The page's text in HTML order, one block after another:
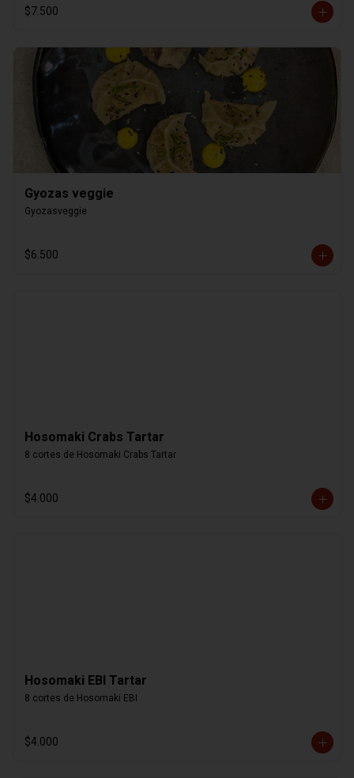
$7.500
Gyozas veggie
Gyozasveggie
$6.500
Hosomaki Crabs Tartar
8 cortes de Hosomaki Crabs Tartar
$4.000
Hosomaki EBI Tartar
8 cortes de Hosomaki EBI
$4.000